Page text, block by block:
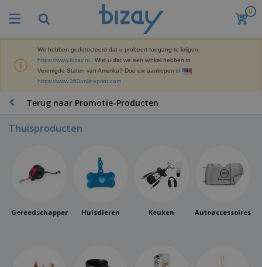
0
We hebben gedetecteerd dat u probeert toegang te krijgen
https://www.bizay.nl
. Wist u dat we een winkel hebben in
Verenigde Staten van Amerika? Doe uw aankopen in
https://www.360onlineprint.com
Terug naar Promotie-Producten
Thuisproducten
Gereedschappen Huisdieren Keuken Autoaccessoires